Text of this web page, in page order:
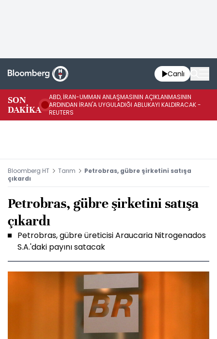
Canlı
SON
DAKİKA
ABD, İRAN-UMMAN ANLAŞMASININ AÇIKLANMASININ
ARDINDAN İRAN'A UYGULADIĞI ABLUKAYI KALDIRACAK -
REUTERS
Bloomberg HT Tarım
Petrobras, gübre şirketini satışa
çıkardı
Petrobras, gübre şirketini satışa
çıkardı
Petrobras, gübre üreticisi Araucaria Nitrogenados
S.A.'daki payını satacak